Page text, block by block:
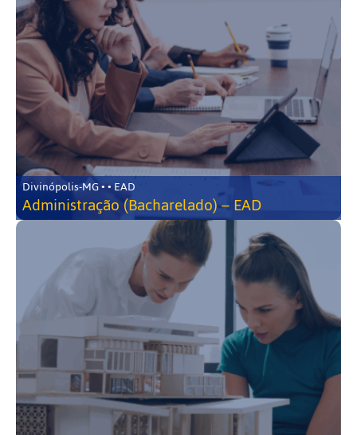
Divinópolis-MG • • EAD
Administração (Bacharelado) – EAD